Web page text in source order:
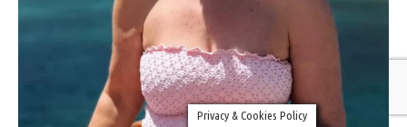
Privacy & Cookies Policy